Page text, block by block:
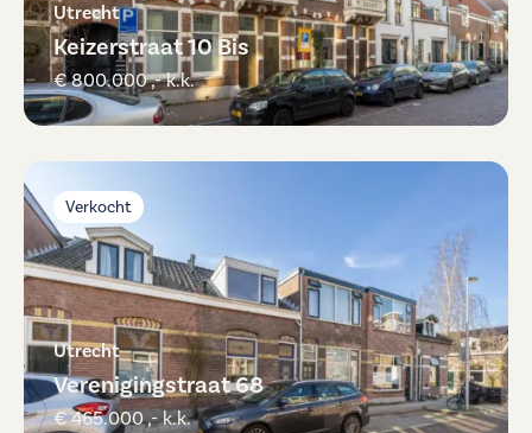
Utrecht
Keizerstraat 10 Bis
€ 800.000 ,- k.k.
Verkocht
Utrecht
Verenigingstraat 68
€ 465.000 ,- k.k.